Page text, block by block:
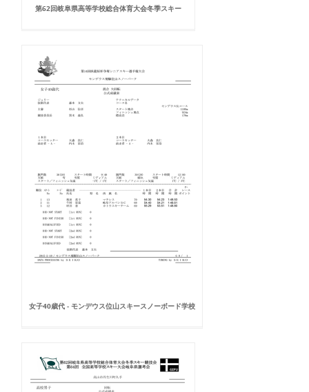
第62回岐阜県高等学校総合体育大会冬季スキー
女子40歳代 - モンデウス位山スキースノーボード学校